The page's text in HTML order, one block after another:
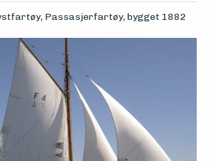
Passasjerfartøy, bygget 1882